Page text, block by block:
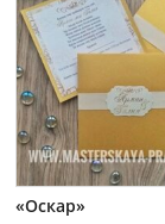
«Оскар»